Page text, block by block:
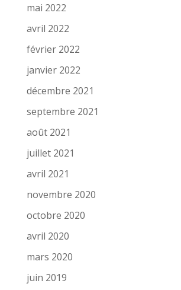
mai 2022
avril 2022
février 2022
janvier 2022
décembre 2021
septembre 2021
août 2021
juillet 2021
avril 2021
novembre 2020
octobre 2020
avril 2020
mars 2020
juin 2019